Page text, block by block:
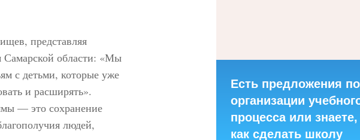
представляя
Самарской области: «Мы
с детьми, которые уже
и расширять».
— это сохранение
людей,
Есть предложения по
организации
процесса или знаете,
как сделать школу